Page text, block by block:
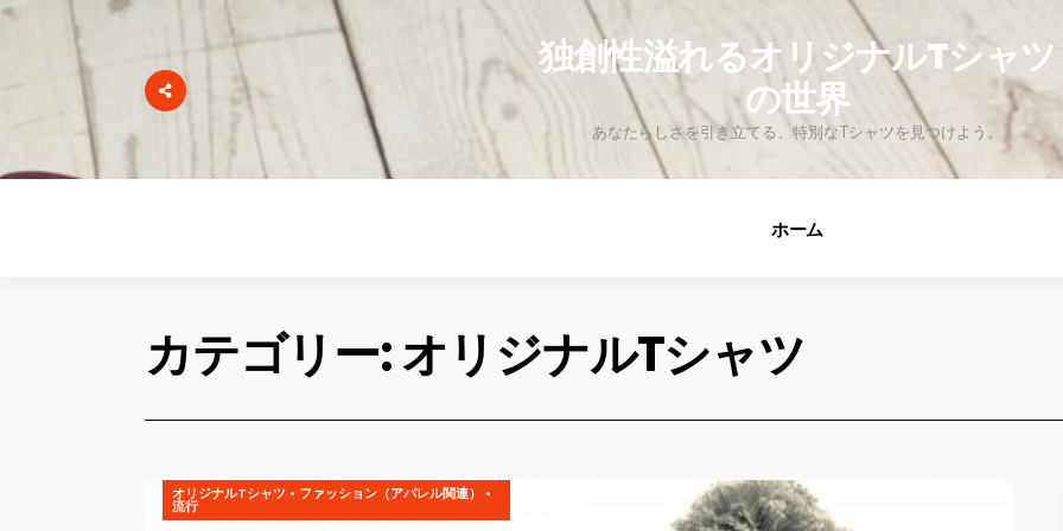
独創性溢れるオリジナルTシャツ
の世界
あなたらしさを引き立てる、特別なTシャツを見つけよう。
ホーム
カテゴリー: オリジナルTシャツ
オリジナルTシャツ • ファッション（アパレル関連） •
流行